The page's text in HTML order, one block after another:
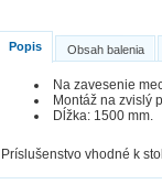
Popis Obsah balenia
Na zavesenie
Montáž na zvislý
Dĺžka: 1500 mm.
Príslušenstvo vhodné k